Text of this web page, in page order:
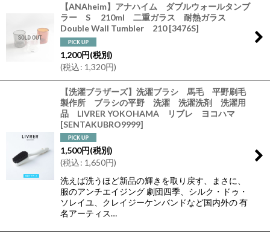
【ANAheim】アナハイム ダブルウォールタンブ
ラー S 210ml 二重ガラス 耐熱ガラス
Double Wall Tumbler 210 [3476S]
1,200円(税別)
(税込: 1,320円)
【洗濯ブラザーズ】洗濯ブラシ 馬毛 平野刷毛
製作所 ブラシの平野 洗濯 洗濯洗剤 洗濯用
品 LIVRER YOKOHAMA リブレ ヨコハマ
[SENTAKUBRO9999]
1,500円(税別)
(税込: 1,650円)
洗えば洗うほど新品の輝きを取り戻す、まさに、
服のアンチエイジング 劇団四季、シルク・ドゥ・
ソレイユ、クレイジーケンバンドなど国内外の 有
名アーティス…